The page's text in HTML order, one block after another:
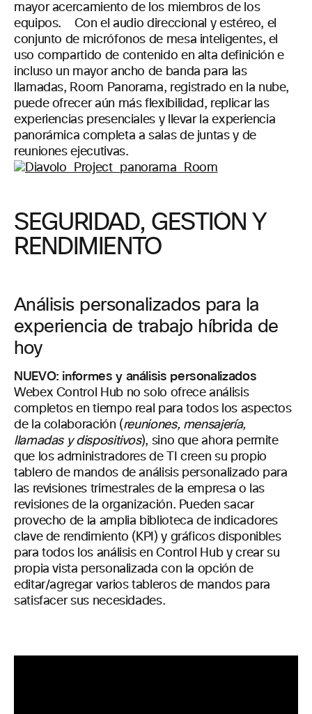
mayor acercamiento de los miembros de los
equipos. ​
Con el audio direccional y estéreo, el
conjunto de micrófonos de mesa inteligentes, el
uso compartido de contenido en alta definición e
incluso un mayor ancho de banda para las
llamadas, Room Panorama, registrado en la nube,
puede ofrecer aún más flexibilidad, replicar las
experiencias presenciales y llevar la experiencia
panorámica completa a salas de juntas y de
reuniones ejecutivas.
SEGURIDAD, GESTIÓN Y
RENDIMIENTO
Análisis personalizados para la
experiencia de trabajo híbrida de
hoy
NUEVO: informes y análisis personalizados
Webex Control Hub no solo ofrece análisis
completos en tiempo real para todos los aspectos
de la colaboración (reuniones, mensajería,
llamadas y dispositivos), sino que ahora permite
que los administradores de TI creen su propio
tablero de mandos de análisis personalizado para
las revisiones trimestrales de la empresa o las
revisiones de la organización. Pueden sacar
provecho de la amplia biblioteca de indicadores
clave de rendimiento (KPI) y gráficos disponibles
para todos los análisis en Control Hub y crear su
propia vista personalizada con la opción de
editar/agregar varios tableros de mandos para
satisfacer sus necesidades.